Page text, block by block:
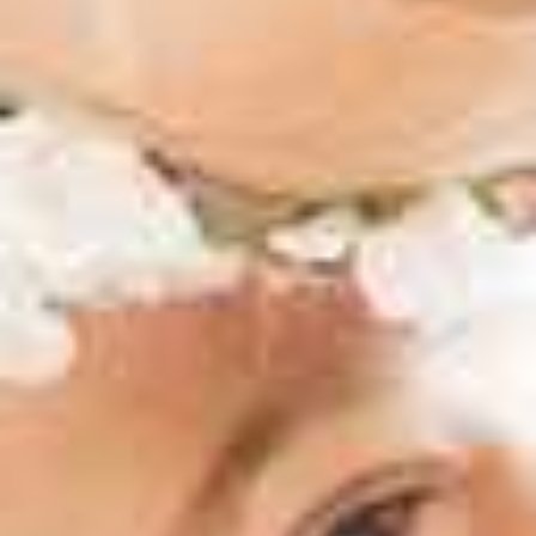
Dem Milchgebiss wird meist zu wenig
Aufmerksamkeit geschenkt, Milchzähne scheinen
unwichtig, da sie nach ein Paar Jahren durch die
bleibenden Zähne ersetzt werden.
Dabei übernimmt das Milchgebiss viele Aufgaben,
die für die Entwicklung Ihres Kindes enorm wichtig
sind.
Die richtige Ausbildung von Gesichts- und
Kieferform gewährleistet nicht nur ein
ästhetisches Erscheinungsbild sondern vor allem
eine geregelte Kaufunktion sowie störungsfreies
Atmen und Sprechen.